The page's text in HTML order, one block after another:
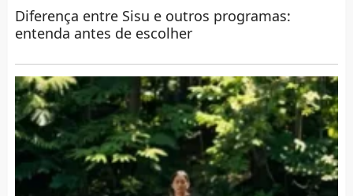
Diferença entre Sisu e outros programas:
entenda antes de escolher